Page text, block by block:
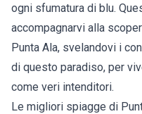
ogni sfumatura di blu.
accompagnarvi alla
Punta Ala, svelandovi i
di questo paradiso, per
come veri intenditori.
Le migliori spiagge di